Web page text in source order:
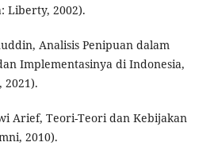
Liberty, 2002).
Analisis Penipuan dalam
Implementasinya di Indonesia,
2021).
Arief, Teori-Teori dan Kebijakan
2010).